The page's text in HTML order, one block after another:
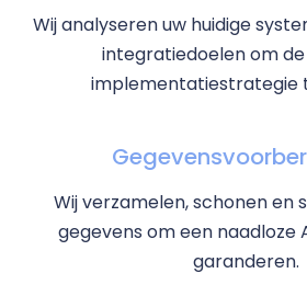
Wij analyseren uw huidige
integratiedoelen om
implementatiestrategie
Wij verzamelen, schonen en
gegevens om een
garanderen.